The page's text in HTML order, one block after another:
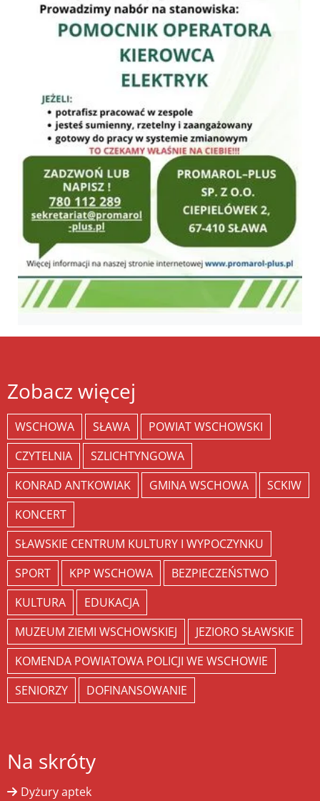
Zobacz więcej
WSCHOWA SŁAWA
POWIAT WSCHOWSKI
CZYTELNIA
SZLICHTYNGOWA
KONRAD ANTKOWIAK
GMINA WSCHOWA
SCKIW
KONCERT
SŁAWSKIE CENTRUM KULTURY I WYPOCZYNKU
SPORT
KPP WSCHOWA
BEZPIECZEŃSTWO
KULTURA
EDUKACJA
MUZEUM ZIEMI WSCHOWSKIEJ
JEZIORO SŁAWSKIE
KOMENDA POWIATOWA POLICJI WE WSCHOWIE
SENIORZY
DOFINANSOWANIE
Na skróty
Dyżury aptek